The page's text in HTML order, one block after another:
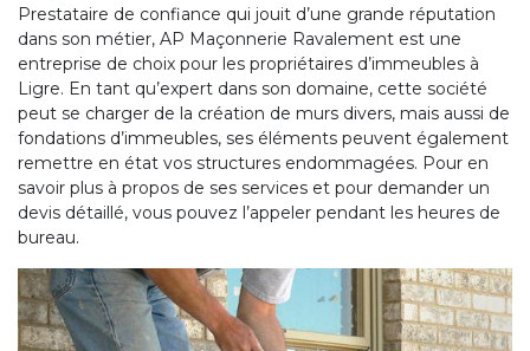
Prestataire de confiance qui jouit d’une grande réputation
dans son métier, AP Maçonnerie Ravalement est une
entreprise de choix pour les propriétaires d’immeubles à
Ligre. En tant qu’expert dans son domaine, cette société
peut se charger de la création de murs divers, mais aussi de
fondations d’immeubles, ses éléments peuvent également
remettre en état vos structures endommagées. Pour en
savoir plus à propos de ses services et pour demander un
devis détaillé, vous pouvez l’appeler pendant les heures de
bureau.